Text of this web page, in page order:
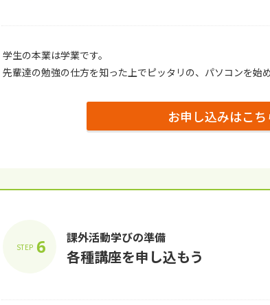
学生の本業は学業です。
先輩達の勉強の仕方を知った上でピッタリの、パソコンを始
お申し込みはこち
STEP 6 課外活動学びの準備
各種講座を申し込もう